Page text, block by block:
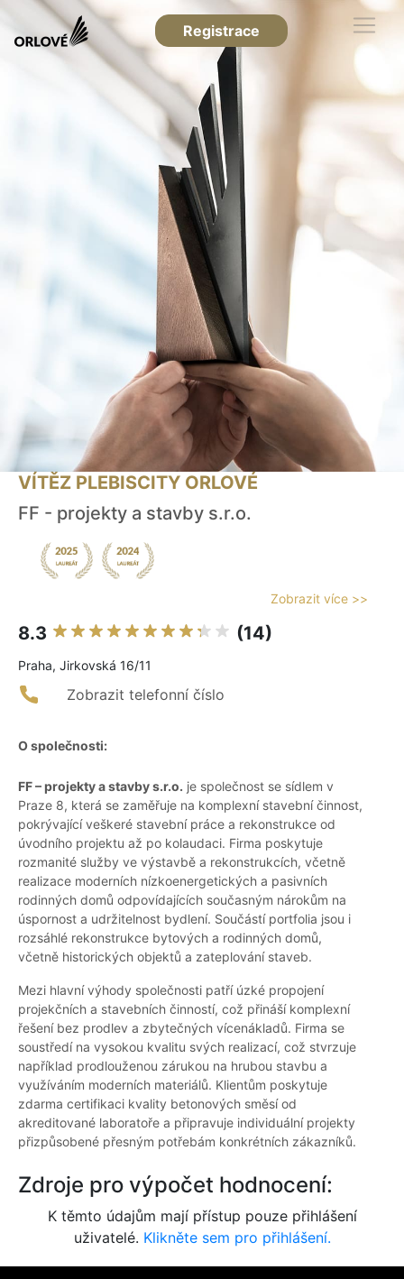
Registrace
VÍTĚZ PLEBISCITY ORLOVÉ
FF - projekty a stavby s.r.o.
Zobrazit více >>
8.3 (14)
Praha, Jirkovská 16/11
Zobrazit telefonní číslo
O společnosti:
FF – projekty a stavby s.r.o. je společnost se sídlem v
Praze 8, která se zaměřuje na komplexní stavební činnost,
pokrývající veškeré stavební práce a rekonstrukce od
úvodního projektu až po kolaudaci. Firma poskytuje
rozmanité služby ve výstavbě a rekonstrukcích, včetně
realizace moderních nízkoenergetických a pasivních
rodinných domů odpovídajících současným nárokům na
úspornost a udržitelnost bydlení. Součástí portfolia jsou i
rozsáhlé rekonstrukce bytových a rodinných domů,
včetně historických objektů a zateplování staveb.
Mezi hlavní výhody společnosti patří úzké propojení
projekčních a stavebních činností, což přináší komplexní
řešení bez prodlev a zbytečných vícenákladů. Firma se
soustředí na vysokou kvalitu svých realizací, což stvrzuje
například prodlouženou zárukou na hrubou stavbu a
využíváním moderních materiálů. Klientům poskytuje
zdarma certifikaci kvality betonových směsí od
akreditované laboratoře a připravuje individuální projekty
přizpůsobené přesným potřebám konkrétních zákazníků.
Zdroje pro výpočet hodnocení:
K těmto údajům mají přístup pouze přihlášení
uživatelé. Klikněte sem pro přihlášení.